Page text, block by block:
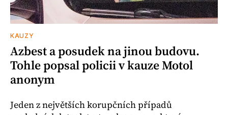
KAUZY
Azbest a posudek na jinou budovu.
Tohle popsal policii v kauze Motol
anonym
Jeden z největších korupčních případů